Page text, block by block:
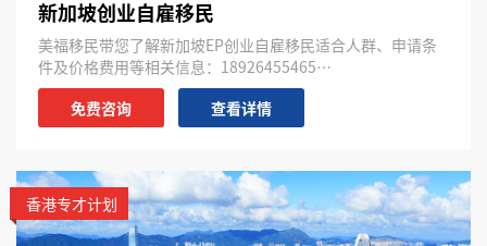
新加坡创业自雇移民
美福移民带您了解新加坡EP创业自雇移民适合人群、申请条
件及价格费用等相关信息：18926455465…
免费咨询
查看详情
香港专才计划